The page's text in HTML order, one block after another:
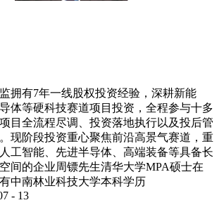
拥有7年一线股权投资经验，深耕新能
体等硬科技赛道项目投资，全程参与十多
目全流程尽调、投资落地执行以及投后管
现阶段投资重心聚焦前沿高景气赛道，重
工智能、先进半导体、高端装备等具备长
间的企业周镖先生清华大学MPA硕士在
中南林业科技大学本科学历
- 13